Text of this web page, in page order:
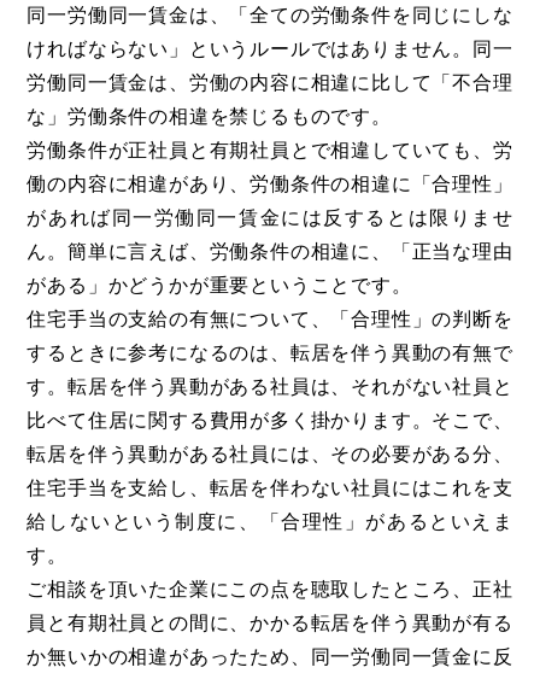
同一労働同一賃金は、「全ての労働条件を同じにしな
ければならない」というルールではありません。同一
労働同一賃金は、労働の内容に相違に比して「不合理
な」労働条件の相違を禁じるものです。
労働条件が正社員と有期社員とで相違していても、労
働の内容に相違があり、労働条件の相違に「合理性」
があれば同一労働同一賃金には反するとは限りませ
ん。簡単に言えば、労働条件の相違に、「正当な理由
がある」かどうかが重要ということです。
住宅手当の支給の有無について、「合理性」の判断を
するときに参考になるのは、転居を伴う異動の有無で
す。転居を伴う異動がある社員は、それがない社員と
比べて住居に関する費用が多く掛かります。そこで、
転居を伴う異動がある社員には、その必要がある分、
住宅手当を支給し、転居を伴わない社員にはこれを支
給しないという制度に、「合理性」があるといえま
す。
ご相談を頂いた企業にこの点を聴取したところ、正社
員と有期社員との間に、かかる転居を伴う異動が有る
か無いかの相違があったため、同一労働同一賃金に反